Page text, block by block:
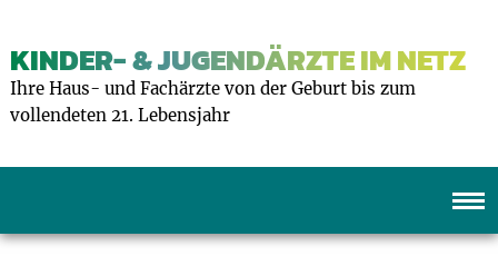
KINDER- & JUGENDÄRZTE IM NETZ
Ihre Haus- und Fachärzte von der Geburt bis zum
vollendeten 21. Lebensjahr